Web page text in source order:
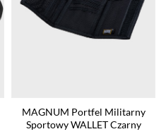
MAGNUM Portfel Militarny
Sportowy WALLET Czarny